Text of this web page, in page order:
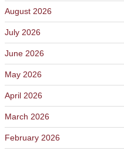
August 2026
July 2026
June 2026
May 2026
April 2026
March 2026
February 2026